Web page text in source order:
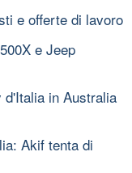
e offerte di lavoro
e Jeep
in Australia
Akif tenta di